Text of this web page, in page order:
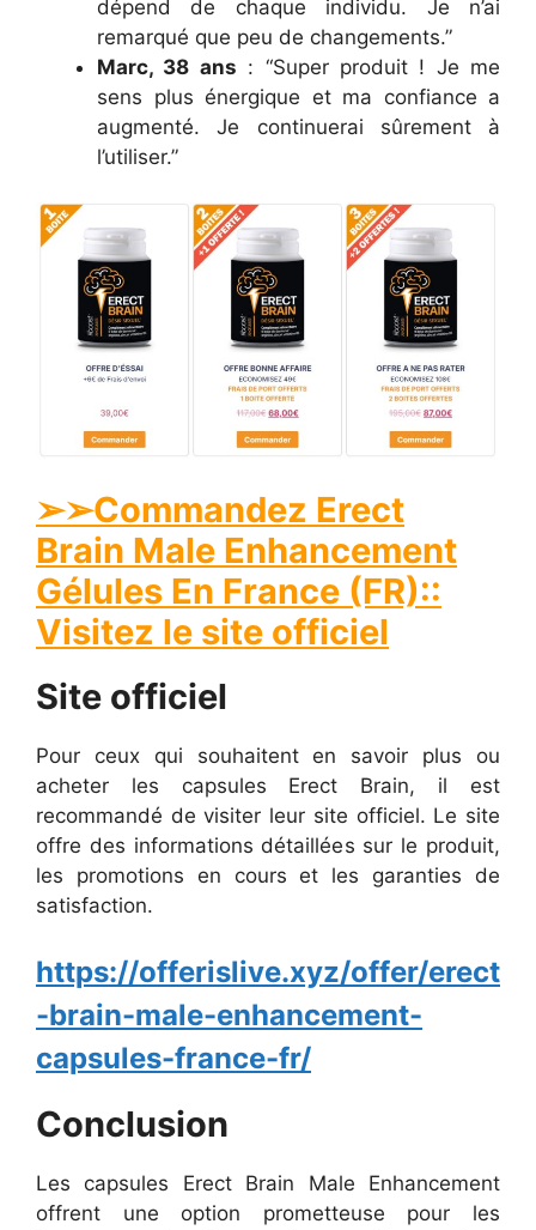
dépend de chaque individu. Je n’ai
remarqué que peu de changements.”
Marc, 38 ans : “Super produit ! Je me
sens plus énergique et ma confiance a
augmenté. Je continuerai sûrement à
l’utiliser.”
➢➢Commandez Erect
Brain Male Enhancement
Gélules En France (FR)::
Visitez le site officiel
Site officiel
Pour ceux qui souhaitent en savoir plus ou
acheter les capsules Erect Brain, il est
recommandé de visiter leur site officiel. Le site
offre des informations détaillées sur le produit,
les promotions en cours et les garanties de
satisfaction.
https://offerislive.xyz/offer/erect
-brain-male-enhancement-
capsules-france-fr/
Conclusion
Les capsules Erect Brain Male Enhancement
offrent une option prometteuse pour les